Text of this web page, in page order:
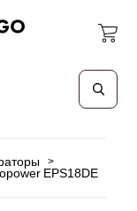
>
EPS18DE